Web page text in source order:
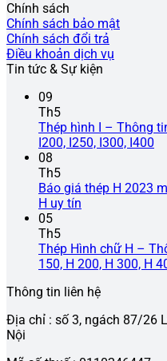
Chính sách
Chính sách bảo mật
Chính sách đổi trả
Điều khoản dịch vụ
Tin tức & Sự kiện
09
Th5
Thép hình I – Thông
I200, I250, I300, I400
I
–
08
Th5
Báo giá thép H 2023
H uy tín
luận
ở
giá
H
05
Th5
Thép Hình chữ H –
150, H 200, H 300, H
Thông tin liên hệ
Địa chỉ : số 3, ngách 87/26
Nội